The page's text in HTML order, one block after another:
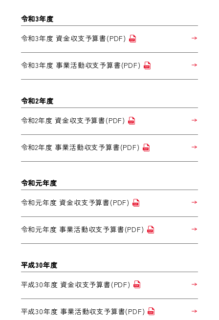
令和3年度
令和3年度 資金収支予算書(PDF)
令和3年度 事業活動収支予算書(PDF)
令和2年度
令和2年度 資金収支予算書(PDF)
令和2年度 事業活動収支予算書(PDF)
令和元年度
令和元年度 資金収支予算書(PDF)
令和元年度 事業活動収支予算書(PDF)
平成30年度
平成30年度 資金収支予算書(PDF)
平成30年度 事業活動収支予算書(PDF)